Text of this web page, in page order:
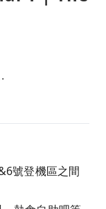
號登機區之間